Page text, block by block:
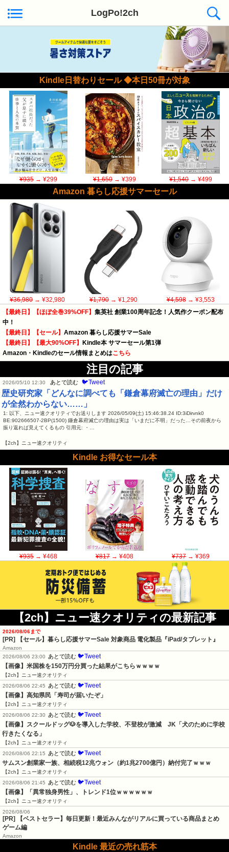
LogPo!2ch
Kindle日替わりセール ◆本日50冊が対象
¥935→ ¥299 ¥1,650→ ¥399 ¥1,540→ ¥499
Amazon 暮らし応援サマーセール
¥36,980→ ¥32,980 ¥1,790→ ¥1,290 ¥4,598→ ¥3,553
【最終日】【ほぼ全巻39%OFF】 集英社 創業100周年記念！人気作クーポン配布
中！
【最終日】【セール】 Amazon 暮らし応援サマーSale
【最終日】【最大90%OFF】
Kindle本 サマーセール第1弾
Amazon・Kindleのセール情報まとめはこちら
注目の記事
2026/05/10 12:30 あとで読む 🐦Tweet
歴史研究家「どんなに調べても「鎌倉幕府滅亡の理由」だけ
が全然わからない……」
1: 以下、ニュー速クオリティでお送りします 2026/05/09(土) 15:46:38.24 ID:3iDirvnk0
BE:902666507-2BP(1500) 鎌倉幕府滅亡の理由は実は「いまだに不明」だった…その前夜から
振り返れば見えてくるもの 引用元: ・…
【2ch】ニュー速クオリティ
Kindle お得なセール本
¥935→ ¥468 ¥817→ ¥408 ¥737→ ¥369
【2ch】ニュー速クオリティの最新記事
2026/08/06まで
[PR] 【セール】暮らし応援サマーSale 対象商品 電化製品『iPad/タブレット』
Amazon
2026/08/06 23:00 あとで読む 🐦Tweet
【画像】米国株を150万円分買った結果がこちらｗｗｗｗ
【2ch】ニュー速クオリティ
2026/08/06 22:45 あとで読む 🐦Tweet
【画像】高知県民「寿司が届いたぞ」
【2ch】ニュー速クオリティ
2026/08/06 22:30 あとで読む 🐦Tweet
【画像】スクールドッグ🐶を導入した学校、不登校が激減　JK「犬のために学校
行きたくなる」
【2ch】ニュー速クオリティ
2026/08/06 22:15 あとで読む 🐦Tweet
サムスン創業家一族、相続税12兆ウォン（約1兆2700億円）納付完了ｗｗｗ
【2ch】ニュー速クオリティ
2026/08/06 21:45 あとで読む 🐦Tweet
【画像】「異常独身男性」、トレンド1位ｗｗｗｗｗｗ
【2ch】ニュー速クオリティ
2026/08/06
[PR] 【ベストセラー】毎日更新！最近みんながリアルに買っている商品まとめ
ゲーム編
Amazon
Kindle 最近の売れ筋本